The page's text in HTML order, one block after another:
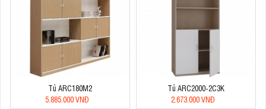
Tủ ARC180M2
5.885.000 VNĐ
Tủ ARC2000-2C3K
2.673.000 VNĐ